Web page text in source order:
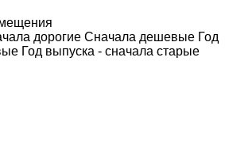
дорогие Сначала дешевые Год
Год выпуска - сначала старые